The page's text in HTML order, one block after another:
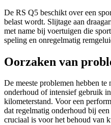
De RS Q5 beschikt over een
belast wordt. Slijtage aan
met name bij voertuigen die
speling en onregelmatig
Oorzaken van
De meeste problemen hebben
onderhoud of intensief gebruik
kilometerstand. Voor een
dat regelmatig onderhoud bij
cruciaal is voor het behoud van